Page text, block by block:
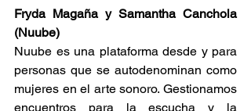
Fryda Magaña y Samantha Canchola
(Nuube)
Nuube es una plataforma desde y para
personas que se autodenominan como
mujeres en el arte sonoro. Gestionamos
encuentros para la escucha y la